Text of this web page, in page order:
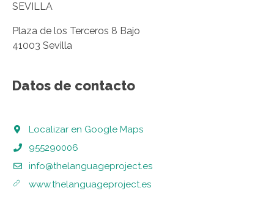
SEVILLA
Plaza de los Terceros 8 Bajo
41003 Sevilla
Datos de contacto
Localizar en Google Maps
955290006
info@thelanguageproject.es
www.thelanguageproject.es